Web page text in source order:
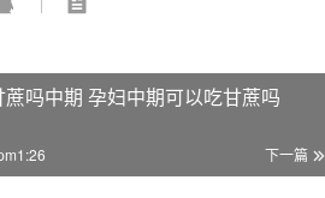
吗中期 孕妇中期可以吃甘蔗吗
下一篇